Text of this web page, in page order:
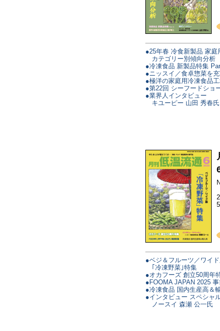
●25年春 冷食新製品 家庭
カテゴリー別傾向分析
●冷凍食品 新製品特集
●ニッスイ／食卓惣菜を
●極洋の家庭用冷凍食品
●第22回 シーフードショ
●業界人インタビュー
キユーピー 山田 秀春氏
●ベジ＆フルーツ／ワイ
｢冷凍野菜｣特集
●オカフーズ 創立50周年
●FOOMA JAPAN 2025
●冷凍食品 国内生産高＆
●インタビュー スペシャ
ノースイ 森瀬 公一氏